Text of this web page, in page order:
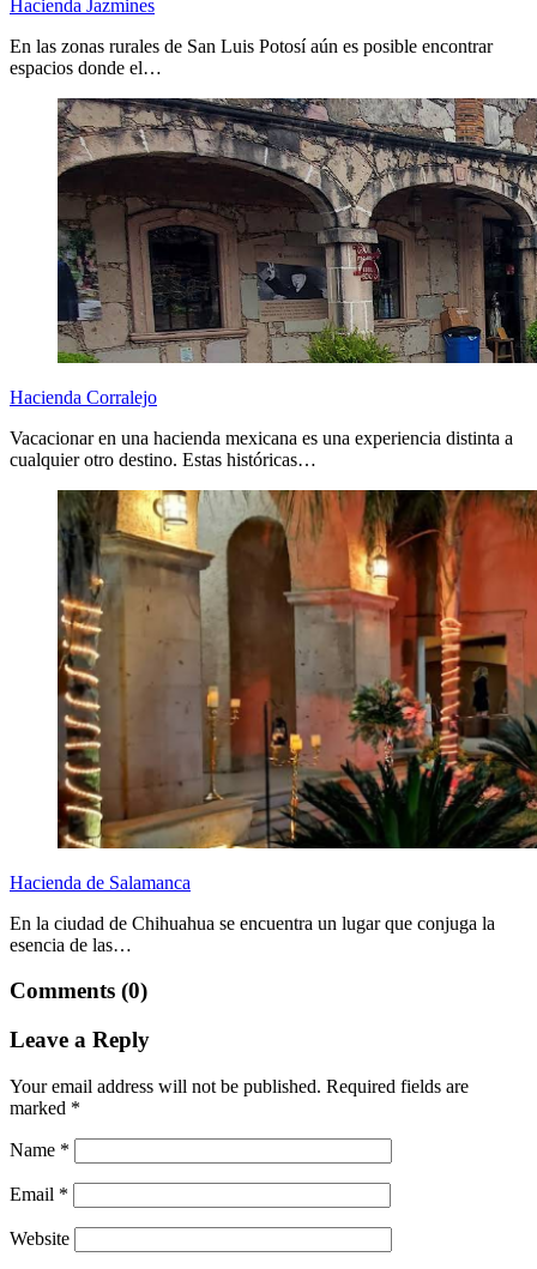
Hacienda Jazmines
En las zonas rurales de San Luis Potosí aún es posible encontrar
espacios donde el…
Hacienda Corralejo
Vacacionar en una hacienda mexicana es una experiencia distinta a
cualquier otro destino. Estas históricas…
Hacienda de Salamanca
En la ciudad de Chihuahua se encuentra un lugar que conjuga la
esencia de las…
Comments (0)
Leave a Reply
Your email address will not be published. Required fields are
marked *
Name *
Email *
Website